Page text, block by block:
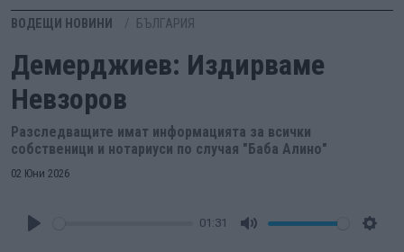
ВОДЕЩИ НОВИНИ БЪЛГАРИЯ
Демерджиев: Издирваме
Невзоров
Разследващите имат информацията за всички
собственици и нотариуси по случая "Баба Алино"
02 Юни 2026
01:31